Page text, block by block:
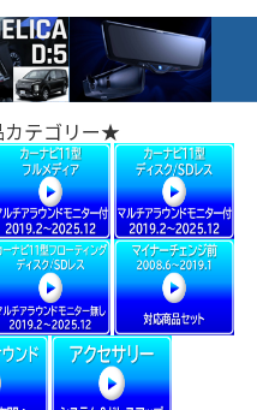
カテゴリー★